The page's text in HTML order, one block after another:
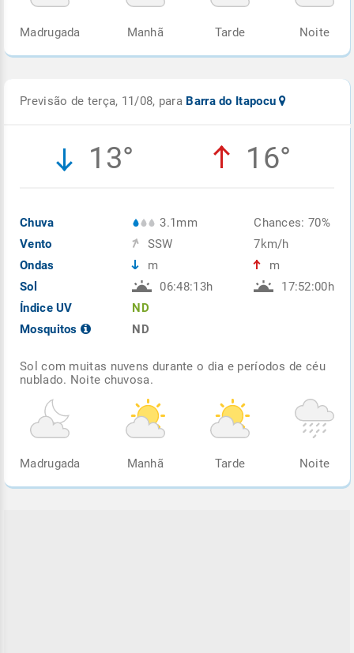
Madrugada Manhã Tarde Noite
Previsão de terça, 11/08, para Barra do Itapocu
13° 16°
Chuva
Vento
Ondas
Sol
Índice UV
Mosquitos
3.1mm
SSW
m
06:48:13h
ND
ND
Chances: 70%
7km/h
m
17:52:00h
Sol com muitas nuvens durante o dia e períodos de céu
nublado. Noite chuvosa.
Madrugada Manhã Tarde Noite